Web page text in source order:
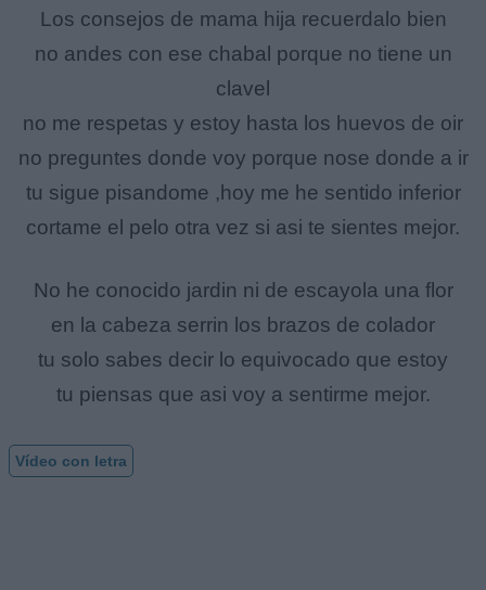
Los consejos de mama hija recuerdalo bien
no andes con ese chabal porque no tiene un
clavel
no me respetas y estoy hasta los huevos de oir
no preguntes donde voy porque nose donde a ir
tu sigue pisandome ,hoy me he sentido inferior
cortame el pelo otra vez si asi te sientes mejor.
No he conocido jardin ni de escayola una flor
en la cabeza serrin los brazos de colador
tu solo sabes decir lo equivocado que estoy
tu piensas que asi voy a sentirme mejor.
Vídeo con letra